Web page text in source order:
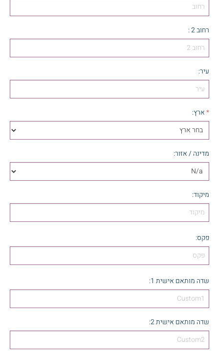
רחוב 2 :
עיר:
*ארץ:
מדינה / אזור:
מיקוד:
פקס:
שדה מותאם אישית 1 :
שדה מותאם אישית 2 :